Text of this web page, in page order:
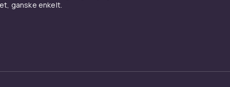
ganske enkelt.